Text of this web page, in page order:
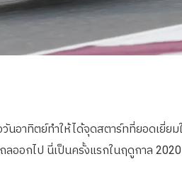
นอาทิตย์ทำให้ได้จุดสตาร์ทที่ยอดเยี่ย
ลออกไป นี่เป็นครั้งแรกในฤดูกาล